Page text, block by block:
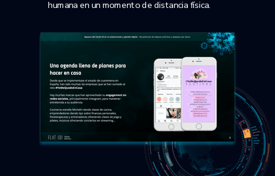
humana en un momento de distancia física.